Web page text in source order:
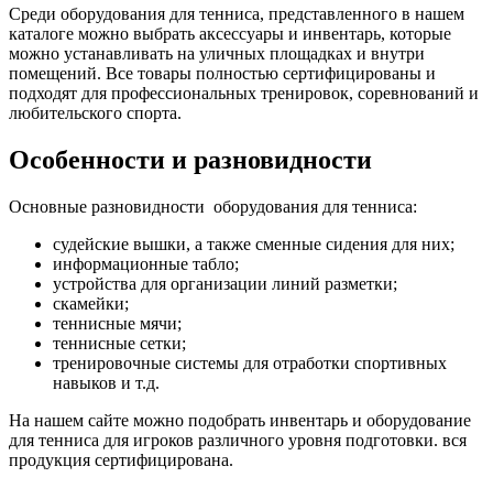
Среди оборудования для тенниса, представленного в нашем
каталоге можно выбрать аксессуары и инвентарь, которые
можно устанавливать на уличных площадках и внутри
помещений. Все товары полностью сертифицированы и
подходят для профессиональных тренировок, соревнований и
любительского спорта.
Особенности и разновидности
Основные разновидности оборудования для тенниса:
судейские вышки, а также сменные сидения для них;
информационные табло;
устройства для организации линий разметки;
скамейки;
теннисные мячи;
теннисные сетки;
тренировочные системы для отработки спортивных
навыков и т.д.
На нашем сайте можно подобрать инвентарь и оборудование
для тенниса для игроков различного уровня подготовки. вся
продукция сертифицирована.